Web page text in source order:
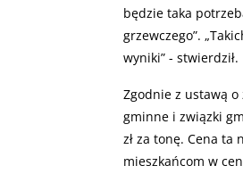
będzie taka
grzewczego”.
wyniki” - stwierdził.
Zgodnie z ustawą
gminne i związki
zł za tonę. Cena
mieszkańcom w